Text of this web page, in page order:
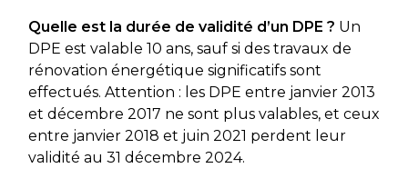
Quelle est la durée de validité d’un DPE ? Un
DPE est valable 10 ans, sauf si des travaux de
rénovation énergétique significatifs sont
effectués. Attention : les DPE entre janvier 2013
et décembre 2017 ne sont plus valables, et ceux
entre janvier 2018 et juin 2021 perdent leur
validité au 31 décembre 2024.